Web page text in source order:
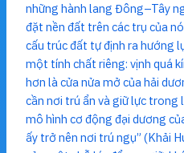
những hành lang Đông–Tây
đặt nền đất trên các trụ của
cấu trúc đất tự định ra hướng
một tính chất riêng: vịnh quá
hơn là cửa nửa mở của hải
cần nơi trú ẩn và giữ lực trong
mô hình cơ động đại dương
ấy trở nên nơi trú ngụ” (Khải